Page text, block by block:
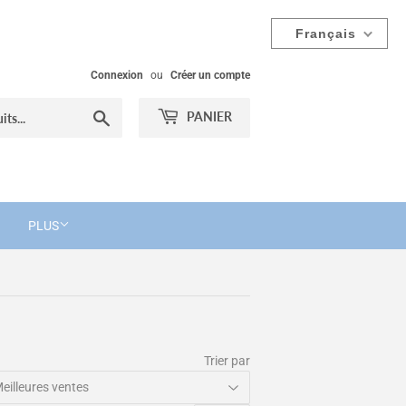
Connexion ou Créer un compte
Chercher PANIER
PLUS
Trier par
Français